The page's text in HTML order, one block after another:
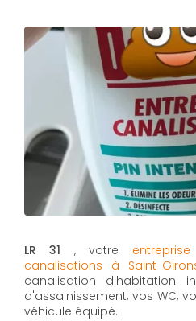
LR 31 , votre
canalisations à Saint-
canalisation d'habitation
d'assainissement, vos WC,
véhicule équipé.